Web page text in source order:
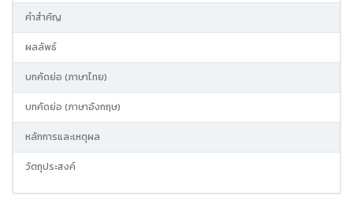
คำสำคัญ
ผลลัพธ์
บทคัดย่อ (ภาษาไทย)
บทคัดย่อ (ภาษาอังกฤษ)
หลักการและเหตุผล
วัตถุประสงค์